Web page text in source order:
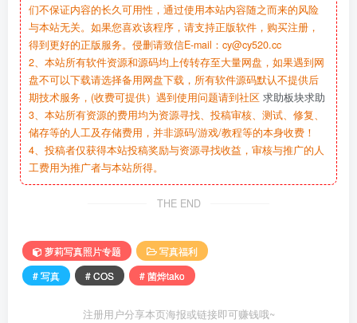
们不保证内容的长久可用性，通过使用本站内容随之而来的风险
与本站无关。如果您喜欢该程序，请支持正版软件，购买注册，
得到更好的正版服务。侵删请致信E-mail：cy@cy520.cc
2、本站所有软件资源和源码均上传转存至大量网盘，如果遇到网
盘不可以下载请选择备用网盘下载，所有软件源码默认不提供后
期技术服务，(收费可提供）遇到使用问题请到社区 求助板块求助
3、本站所有资源的费用均为资源寻找、投稿审核、测试、修复、
储存等的人工及存储费用，并非源码/游戏/教程等的本身收费！
4、投稿者仅获得本站投稿奖励与资源寻找收益，审核与推广的人
工费用为推广者与本站所得。
THE END
萝莉写真照片专题
写真福利
# 写真
# COS # 菌烨tako
注册用户分享本页海报或链接即可赚钱哦~